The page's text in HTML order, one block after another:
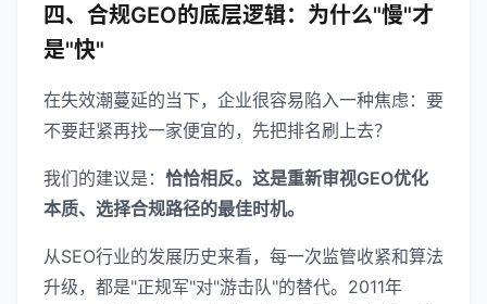
四、合规GEO的底层逻辑：为什么"慢"才
是"快"
在失效潮蔓延的当下，企业很容易陷入一种焦虑：要
不要赶紧再找一家便宜的，先把排名刷上去？
我们的建议是： 恰恰相反。这是重新审视GEO优化
本质、选择合规路径的最佳时机。
从SEO行业的发展历史来看，每一次监管收紧和算法
升级，都是"正规军"对"游击队"的替代。2011年